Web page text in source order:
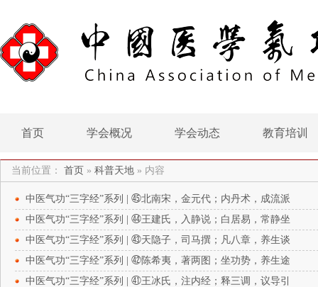
首页 学会概况 学会动态 教育培训
当前位置： 首页 » 科普天地 » 内容
中医气功“三字经”系列 | ㊺北南宋，金元代；内丹术，成流派
中医气功“三字经”系列 | ㊹王建氏，入静说；白居易，常静坐
中医气功“三字经”系列 | ㊸天隐子，司马撰；凡八章，养生谈
中医气功“三字经”系列 | ㊷陈希夷，著两图；坐功势，养生途
中医气功“三字经”系列 | ㊶王冰氏，注内经；释三调，议导引